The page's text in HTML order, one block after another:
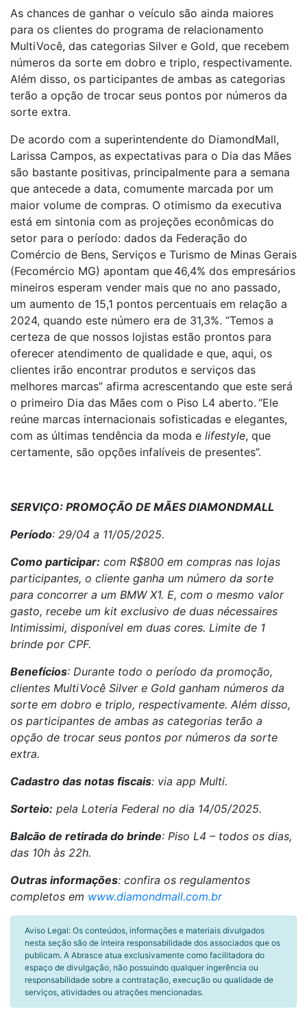
As chances de ganhar o veículo são ainda maiores
para os clientes do programa de relacionamento
MultiVocê, das categorias Silver e Gold, que recebem
números da sorte em dobro e triplo, respectivamente.
Além disso, os participantes de ambas as categorias
terão a opção de trocar seus pontos por números da
sorte extra.
De acordo com a superintendente do DiamondMall,
Larissa Campos, as expectativas para o Dia das Mães
são bastante positivas, principalmente para a semana
que antecede a data, comumente marcada por um
maior volume de compras. O otimismo da executiva
está em sintonia com as projeções econômicas do
setor para o período: dados da Federação do
Comércio de Bens, Serviços e Turismo de Minas Gerais
(Fecomércio MG) apontam que 46,4% dos empresários
mineiros esperam vender mais que no ano passado,
um aumento de 15,1 pontos percentuais em relação a
2024, quando este número era de 31,3%. “Temos a
certeza de que nossos lojistas estão prontos para
oferecer atendimento de qualidade e que, aqui, os
clientes irão encontrar produtos e serviços das
melhores marcas” afirma acrescentando que este será
o primeiro Dia das Mães com o Piso L4 aberto. “Ele
reúne marcas internacionais sofisticadas e elegantes,
com as últimas tendência da moda e lifestyle, que
certamente, são opções infalíveis de presentes”.
SERVIÇO: PROMOÇÃO DE MÃES DIAMONDMALL
Período: 29/04 a 11/05/2025.
Como participar: com R$800 em compras nas lojas
participantes, o cliente ganha um número da sorte
para concorrer a um BMW X1. E, com o mesmo valor
gasto, recebe um kit exclusivo de duas nécessaires
Intimissimi, disponível em duas cores. Limite de 1
brinde por CPF.
Benefícios: Durante todo o período da promoção,
clientes MultiVocê Silver e Gold ganham números da
sorte em dobro e triplo, respectivamente. Além disso,
os participantes de ambas as categorias terão a
opção de trocar seus pontos por números da sorte
extra.
Cadastro das notas fiscais: via app Multi.
Sorteio: pela Loteria Federal no dia 14/05/2025.
Balcão de retirada do brinde: Piso L4 – todos os dias,
das 10h às 22h.
Outras informações: confira os regulamentos
completos em www.diamondmall.com.br
Aviso Legal: Os conteúdos, informações e materiais divulgados
nesta seção são de inteira responsabilidade dos associados que os
publicam. A Abrasce atua exclusivamente como facilitadora do
espaço de divulgação, não possuindo qualquer ingerência ou
responsabilidade sobre a contratação, execução ou qualidade de
serviços, atividades ou atrações mencionadas.